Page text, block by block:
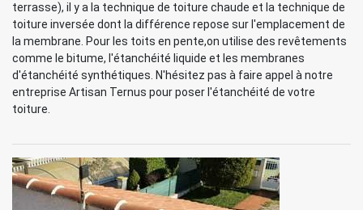
terrasse), il y a la technique de toiture chaude et la technique de
toiture inversée dont la différence repose sur l'emplacement de
la membrane. Pour les toits en pente,on utilise des revêtements
comme le bitume, l'étanchéité liquide et les membranes
d'étanchéité synthétiques. N'hésitez pas à faire appel à notre
entreprise Artisan Ternus pour poser l'étanchéité de votre
toiture.